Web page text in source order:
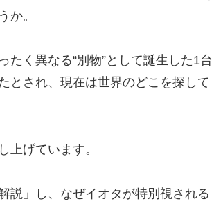
か。
く異なる“別物”として誕生した1台
とされ、現在は世界のどこを探して
上げています。
説」し、なぜイオタが特別視される